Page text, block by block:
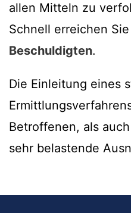
allen Mitteln zu
Schnell erreichen
Beschuldigten.
Die Einleitung eines
Betroffenen, als
sehr belastende